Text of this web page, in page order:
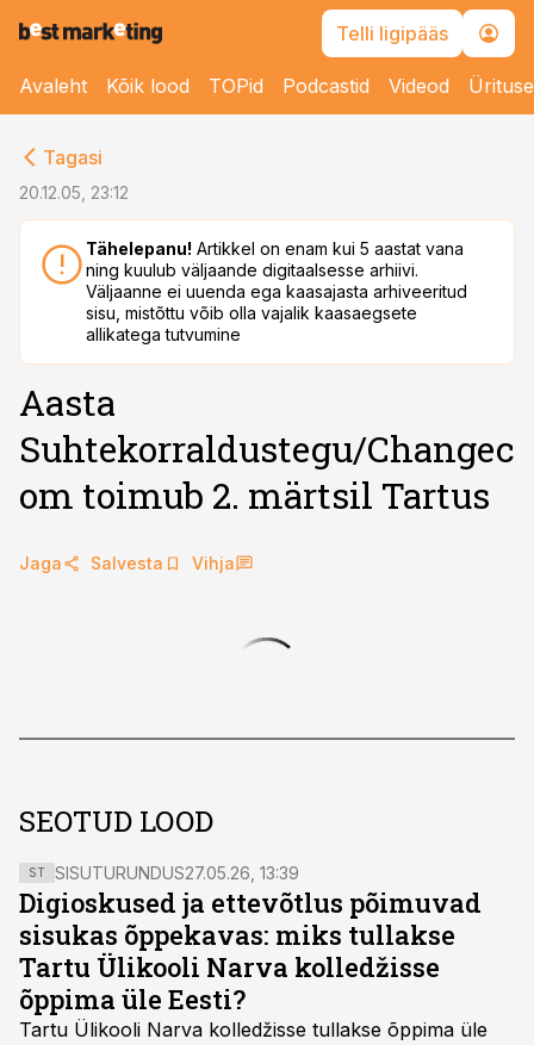
Telli ligipääs
Avaleht Kõik lood TOPid Podcastid Videod
Tagasi
20.12.05, 23:12
Tähelepanu! Artikkel on enam kui 5 aastat vana
ning kuulub väljaande digitaalsesse arhiivi.
Väljaanne ei uuenda ega kaasajasta arhiveeritud
sisu, mistõttu võib olla vajalik kaasaegsete
allikatega tutvumine
Aasta
Suhtekorraldustegu/Changec
om toimub 2. märtsil Tartus
Jaga Salvesta Vihja
SEOTUD LOOD
ST SISUTURUNDUS27.05.26, 13:39
Digioskused ja ettevõtlus põimuvad
sisukas õppekavas: miks tullakse
Tartu Ülikooli Narva kolledžisse
õppima üle Eesti?
Tartu Ülikooli Narva kolledžisse tullakse õppima üle